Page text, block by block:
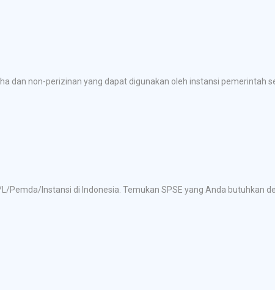
dan non-perizinan yang dapat digunakan oleh instansi pemerintah
Pemda/Instansi di Indonesia. Temukan SPSE yang Anda butuhkan